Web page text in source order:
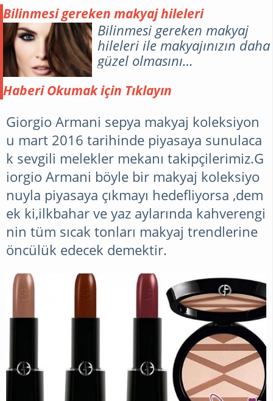
Bilinmesi gereken makyaj hileleri
Bilinmesi gereken makyaj
hileleri ile makyajınızın daha
güzel olmasını
kusurlarınızı da kapatarak
olabilirsiniz. Tüm kadınların
vazgeçilmezi makyaj her
yaşta uygulama olarak
değişiklik gösteriyor. Ergenlik
dönemindeki makyaj sadece
pembe rujlardan ve şeftali
tonlarında allıklardan
oluşuyorsa,20'li yaşlarda ise
yerini film artistlerinin ki gibi
bir görünüme bırakıyor. Tabi
birde bunun yanın da özel
günler makyajı var..Günlük
makyajın yanısıra özel günler
de daha belirgin ve koyu
makyajlar tercih edilir.
Haberi Okumak için Tıklayın
Giorgio Armani sepya makyaj koleksiyon
u mart 2016 tarihinde piyasaya sunulaca
k sevgili melekler mekanı takipçilerimiz.G
iorgio Armani böyle bir makyaj koleksiyo
nuyla piyasaya çıkmayı hedefliyorsa ,dem
ek ki,ilkbahar ve yaz aylarında kahverengi
nin tüm sıcak tonları makyaj trendlerine
öncülük edecek demektir.